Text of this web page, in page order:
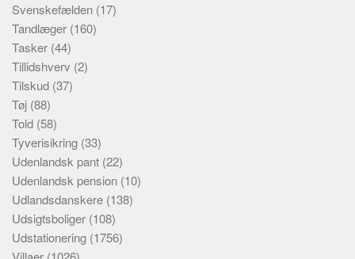
Svenskefælden (17)
Tandlæger (160)
Tasker (44)
Tillidshverv (2)
Tilskud (37)
Tøj (88)
Told (58)
Tyverisikring (33)
Udenlandsk pant (22)
Udenlandsk pension (10)
Udlandsdanskere (138)
Udsigtsboliger (108)
Udstationering (1756)